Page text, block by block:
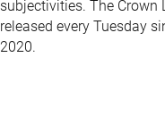
subjectivities. The Crown
released every Tuesday
2020.